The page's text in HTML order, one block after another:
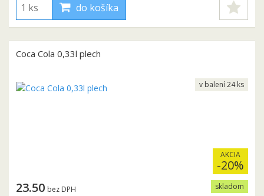
do košíka
Coca Cola 0,33l plech
AKCIA
-20%
skladom
23.50 bez DPH
v balení 24 ks